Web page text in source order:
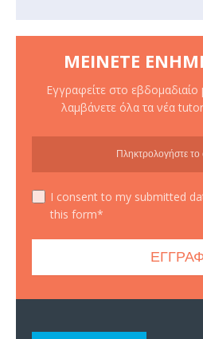
ΜΕΊΝΕΤΕ
Εγγραφείτε στο
λαμβάνετε όλα τα νέα
I consent to my submitted
this form*